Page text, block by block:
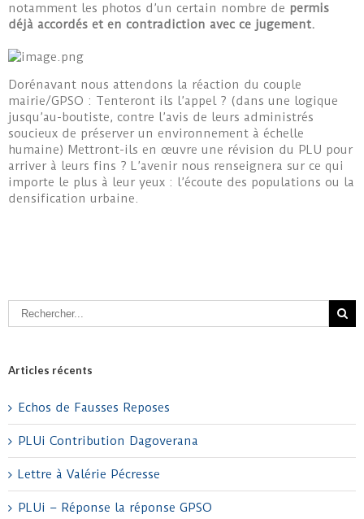
notamment les photos d’un certain nombre de permis
déjà accordés et en contradiction avec ce jugement.
Dorénavant nous attendons la réaction du couple
mairie/GPSO : Tenteront ils l’appel ? (dans une logique
jusqu’au-boutiste, contre l’avis de leurs administrés
soucieux de préserver un environnement à échelle
humaine) Mettront-ils en œuvre une révision du PLU pour
arriver à leurs fins ? L’avenir nous renseignera sur ce qui
importe le plus à leur yeux : l’écoute des populations ou la
densification urbaine.
Articles récents
Echos de Fausses Reposes
PLUi Contribution Dagoverana
Lettre à Valérie Pécresse
PLUi – Réponse la réponse GPSO